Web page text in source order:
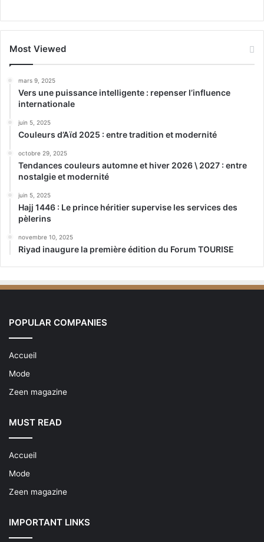
Most Viewed
mars 9, 2025
Vers une puissance intelligente : repenser l’influence
internationale
juin 5, 2025
Couleurs d’Aïd 2025 : entre tradition et modernité
octobre 29, 2025
Tendances couleurs automne et hiver 2026 \ 2027 : entre
nostalgie et modernité
juin 5, 2025
Hajj 1446 : Le prince héritier supervise les services des
pèlerins
novembre 10, 2025
Riyad inaugure la première édition du Forum TOURISE
POPULAR COMPANIES
Accueil
Mode
Zeen magazine
MUST READ
Accueil
Mode
Zeen magazine
IMPORTANT LINKS